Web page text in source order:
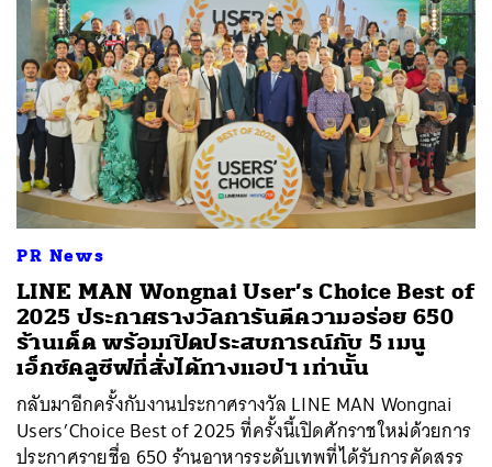
PR News
LINE MAN Wongnai User’s Choice Best of
2025 ประกาศรางวัลการันตีความอร่อย 650
ร้านเด็ด พร้อมเปิดประสบการณ์กับ 5 เมนู
เอ็กซ์คลูซีฟที่สั่งได้ทางแอปฯ เท่านั้น
กลับมาอีกครั้งกับงานประกาศรางวัล LINE MAN Wongnai
Users’Choice Best of 2025 ที่ครั้งนี้เปิดศักราชใหม่ด้วยการ
ประกาศรายชื่อ 650 ร้านอาหารระดับเทพที่ได้รับการคัดสรร